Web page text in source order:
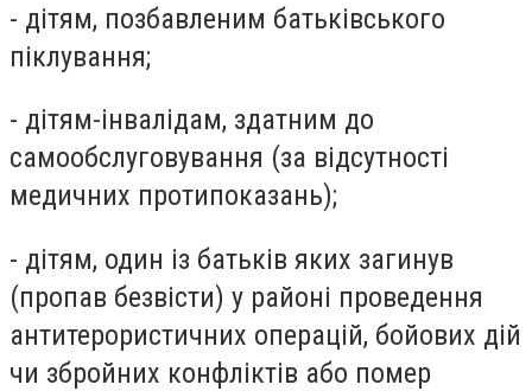
- дітям, позбавленим батьківського
піклування;
- дітям-інвалідам, здатним до
самообслуговування (за відсутності
медичних протипоказань);
- дітям, один із батьків яких загинув
(пропав безвісти) у районі проведення
антитерористичних операцій, бойових дій
чи збройних конфліктів або помер